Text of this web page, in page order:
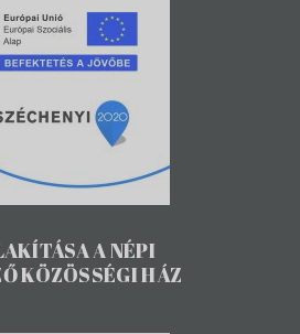
A NÉPI
KÖZÖSSÉGI HÁZ